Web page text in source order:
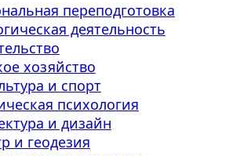
переподготовка
деятельность
хозяйство
и спорт
психология
и дизайн
и геодезия